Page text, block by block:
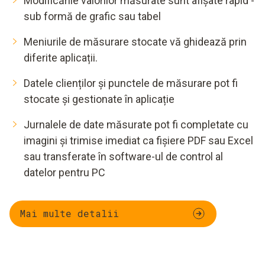
sub formă de grafic sau tabel
Meniurile de măsurare stocate vă ghidează prin
diferite aplicații.
Datele clienților și punctele de măsurare pot fi
stocate și gestionate în aplicație
Jurnalele de date măsurate pot fi completate cu
imagini și trimise imediat ca fișiere PDF sau Excel
sau transferate în software-ul de control al
datelor pentru PC
Mai multe detalii